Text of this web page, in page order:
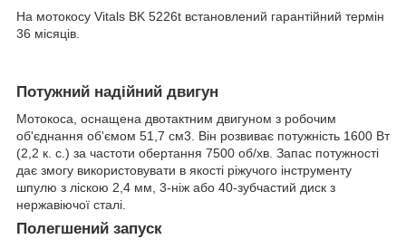
На мотокосу Vitals BK 5226t встановлений гарантійний термін
36 місяців.
Потужний надійний двигун
Мотокоса, оснащена двотактним двигуном з робочим
об'єднання об'ємом 51,7 см3. Він розвиває потужність 1600 Вт
(2,2 к. с.) за частоти обертання 7500 об/хв. Запас потужності
дає змогу використовувати в якості ріжучого інструменту
шпулю з ліскою 2,4 мм, 3-ніж або 40-зубчастий диск з
нержавіючої сталі.
Полегшений запуск